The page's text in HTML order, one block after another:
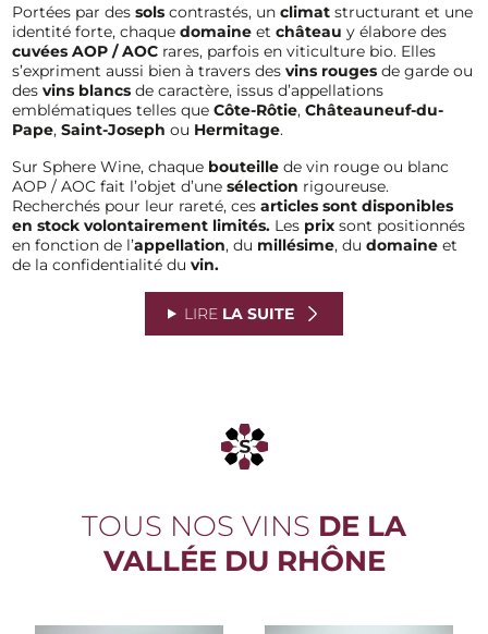
Portées par des sols contrastés, un climat structurant et une
identité forte, chaque domaine et château y élabore des
cuvées AOP / AOC rares, parfois en viticulture bio. Elles
s’expriment aussi bien à travers des vins rouges de garde ou
des vins blancs de caractère, issus d’appellations
emblématiques telles que Côte-Rôtie, Châteauneuf-du-
Pape, Saint-Joseph ou Hermitage.
Sur Sphere Wine, chaque bouteille de vin rouge ou blanc
AOP / AOC fait l’objet d’une sélection rigoureuse.
Recherchés pour leur rareté, ces articles sont disponibles
en stock volontairement limités. Les prix sont positionnés
en fonction de l’appellation, du millésime, du domaine et
de la confidentialité du vin.
LIRE LA SUITE
TOUS NOS VINS DE LA
VALLÉE DU RHÔNE